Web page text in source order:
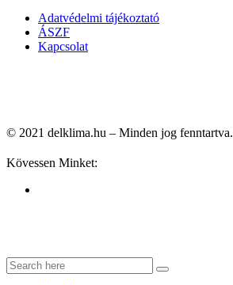
Adatvédelmi tájékoztató
ÁSZF
Kapcsolat
© 2021 delklima.hu – Minden jog fenntartva.
Kövessen Minket: